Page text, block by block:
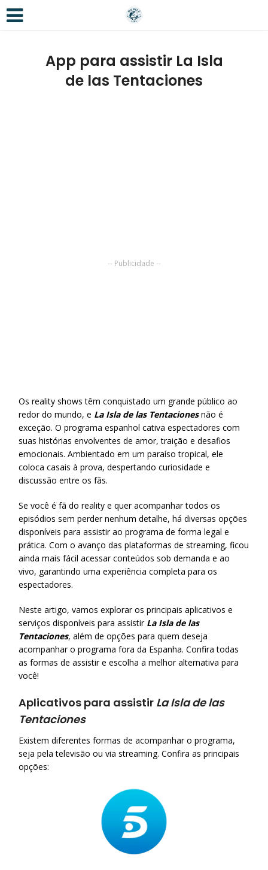
App para assistir La Isla
de las Tentaciones
-- Publicidade --
Os reality shows têm conquistado um grande público ao
redor do mundo, e La Isla de las Tentacionesnão é
exceção. O programa espanhol cativa espectadores com
suas histórias envolventes de amor, traição e desafios
emocionais. Ambientado em um paraíso tropical, ele
coloca casais à prova, despertando curiosidade e
discussão entre os fãs.
Se você é fã do reality e quer acompanhar todos os
episódios sem perder nenhum detalhe, há diversas opções
disponíveis para assistir ao programa de forma legal e
prática. Com o avanço das plataformas de streaming, ficou
ainda mais fácil acessar conteúdos sob demanda e ao
vivo, garantindo uma experiência completa para os
espectadores.
Neste artigo, vamos explorar os principais aplicativos e
serviços disponíveis para assistir La Isla de las
Tentaciones, além de opções para quem deseja
acompanhar o programa fora da Espanha. Confira todas
as formas de assistir e escolha a melhor alternativa para
você!
Aplicativos para assistir La Isla de las
Tentaciones
Existem diferentes formas de acompanhar o programa,
seja pela televisão ou via streaming. Confira as principais
opções: